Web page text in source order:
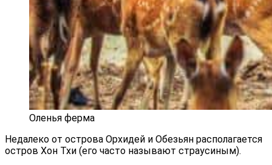
Оленья ферма
Недалеко от острова Орхидей и Обезьян располагается
остров Хон Тхи (его часто называют страусиным).